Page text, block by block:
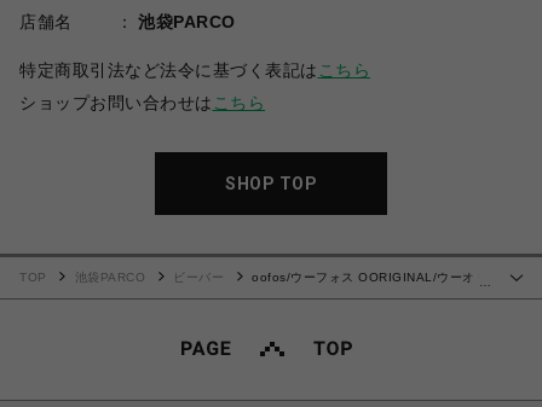
店舗名
池袋PARCO
特定商取引法など法令に基づく表記は こちら
ショップお問い合わせは こちら
SHOP TOP
TOP 池袋PARCO ビーバー
oofos/ウーフォス OORIGINAL/ウーオリ